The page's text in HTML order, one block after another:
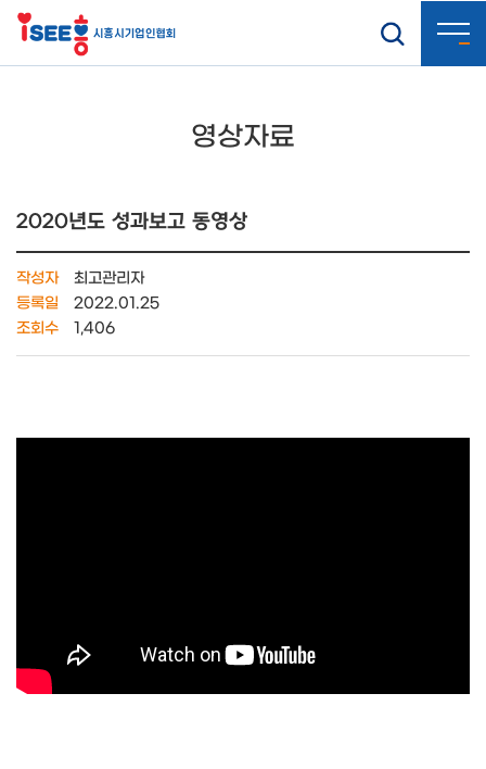
영상자료
2020년도 성과보고 동영상
작성자
최고관리자
등록일
2022.01.25
조회수
1,406